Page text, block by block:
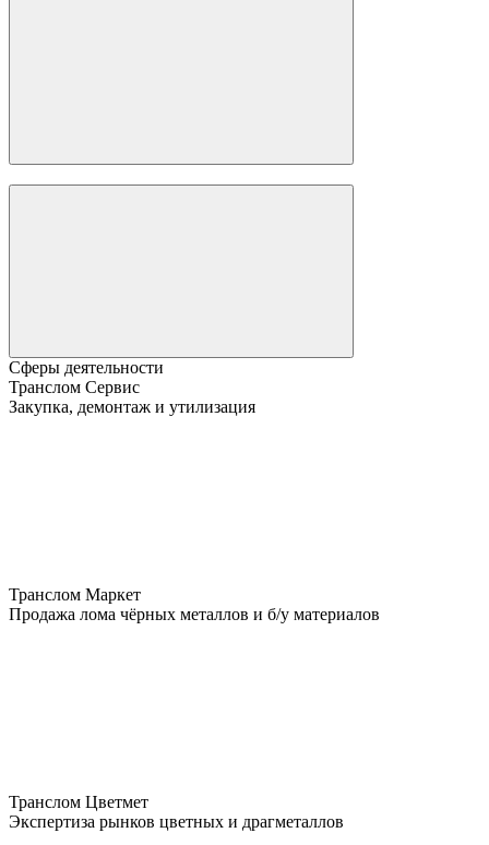
Сферы деятельности
Транслом Сервис
Закупка, демонтаж и утилизация
Транслом Маркет
Продажа лома чёрных металлов и б/у материалов
Транслом Цветмет
Экспертиза рынков цветных и драгметаллов